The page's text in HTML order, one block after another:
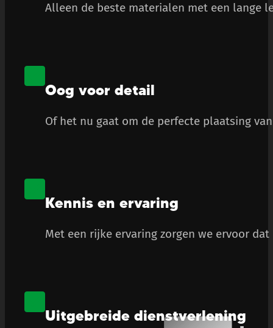
Alleen de beste materialen met een lange
Oog voor detail
Of het nu gaat om de perfecte plaatsing
Kennis en ervaring
Met een rijke ervaring zorgen we ervoor
Uitgebreide dienstverlening